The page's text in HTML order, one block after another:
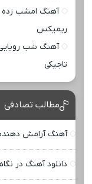
آهنگ امشب
ریمیکس
آهنگ شب
تاجیکی
مطالب تصادفی
آهنگ آرامش
دانلود آهنگ در